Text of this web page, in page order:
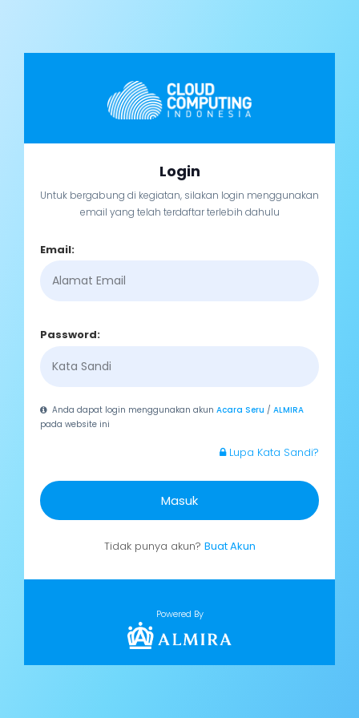
Login
Untuk bergabung di kegiatan, silakan login menggunakan
email yang telah terdaftar terlebih dahulu
Email:
Password:
Anda dapat login menggunakan akunAcara Seru /ALMIRA
pada website ini
Lupa Kata Sandi?
Masuk
Tidak punya akun? Buat Akun
Powered By